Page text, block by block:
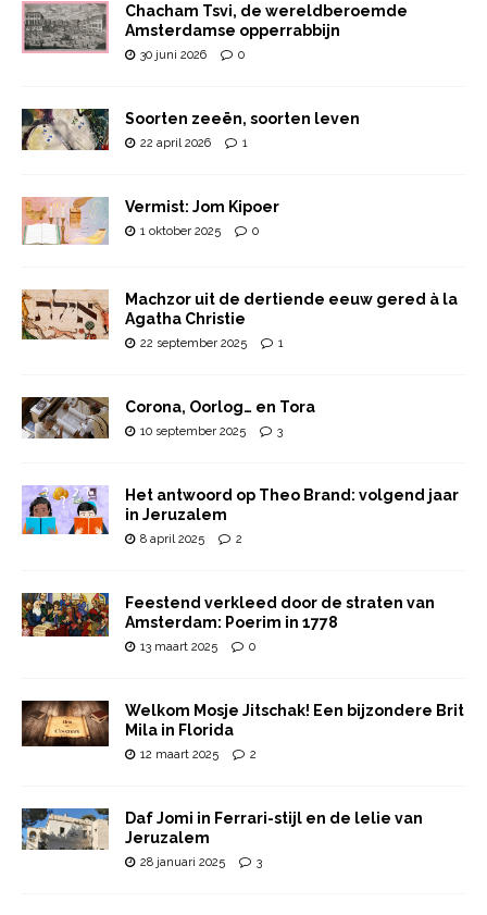
Chacham Tsvi, de wereldberoemde
Amsterdamse opperrabbijn
30 juni 2026 0
Soorten zeeën, soorten leven
22 april 2026 1
Vermist: Jom Kipoer
1 oktober 2025 0
Machzor uit de dertiende eeuw gered à la
Agatha Christie
22 september 2025 1
Corona, Oorlog… en Tora
10 september 2025 3
Het antwoord op Theo Brand: volgend jaar
in Jeruzalem
8 april 2025 2
Feestend verkleed door de straten van
Amsterdam: Poerim in 1778
13 maart 2025 0
Welkom Mosje Jitschak! Een bijzondere Brit
Mila in Florida
12 maart 2025 2
Daf Jomi in Ferrari-stijl en de lelie van
Jeruzalem
28 januari 2025 3